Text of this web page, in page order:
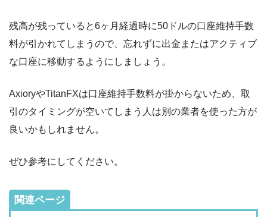
残高が残っていると6ヶ月経過時に50ドルの口座維持手数
料が引かれてしまうので、忘れずに出金またはアクティブ
な口座に移動するようにしましょう。
AxioryやTitanFXは口座維持手数料が掛からないため、取
引のタイミングが空いてしまう人は別の業者を使った方が
良いかもしれません。
ぜひ参考にしてください。
関連ページ